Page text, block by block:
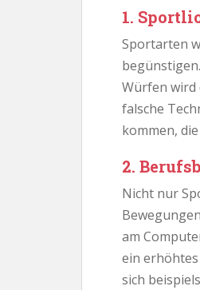
1.
Sportarten
Würfen wird
falsche
kommen,
2.
Nicht nur
am
ein
sich